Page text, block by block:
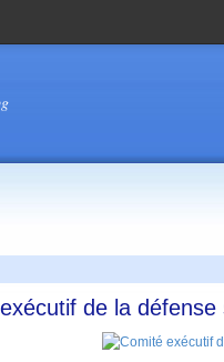
de la défense